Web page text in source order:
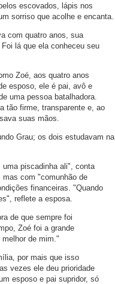
escovados, lápis nos
sorriso que acolhe e encanta.
com quatro anos, sua
lá que ela conheceu seu
Zoé, aos quatro anos
esposo, ele é pai, avô e
uma pessoa batalhadora.
tão firme, transparente e, ao
suas mãos.
Grau; os dois estudavam na
uma piscadinha ali", conta
com "comunhão de
financeiras. "Quando
reflete a esposa.
de que sempre foi
Zoé foi a grande
de mim."
por mais que isso
vezes ele deu prioridade
esposo e pai supridor, só